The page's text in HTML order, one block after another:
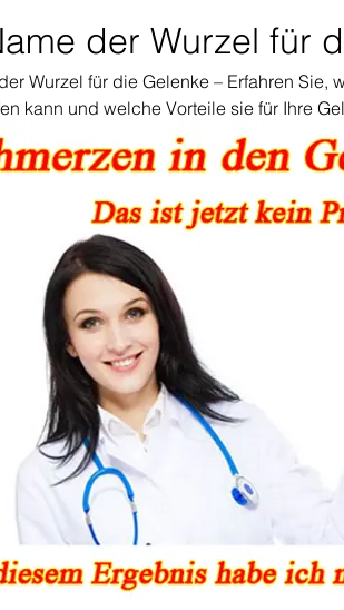
der Wurzel für
Wurzel für die Gelenke – Erfahren Sie,
kann und welche Vorteile sie für Ihre